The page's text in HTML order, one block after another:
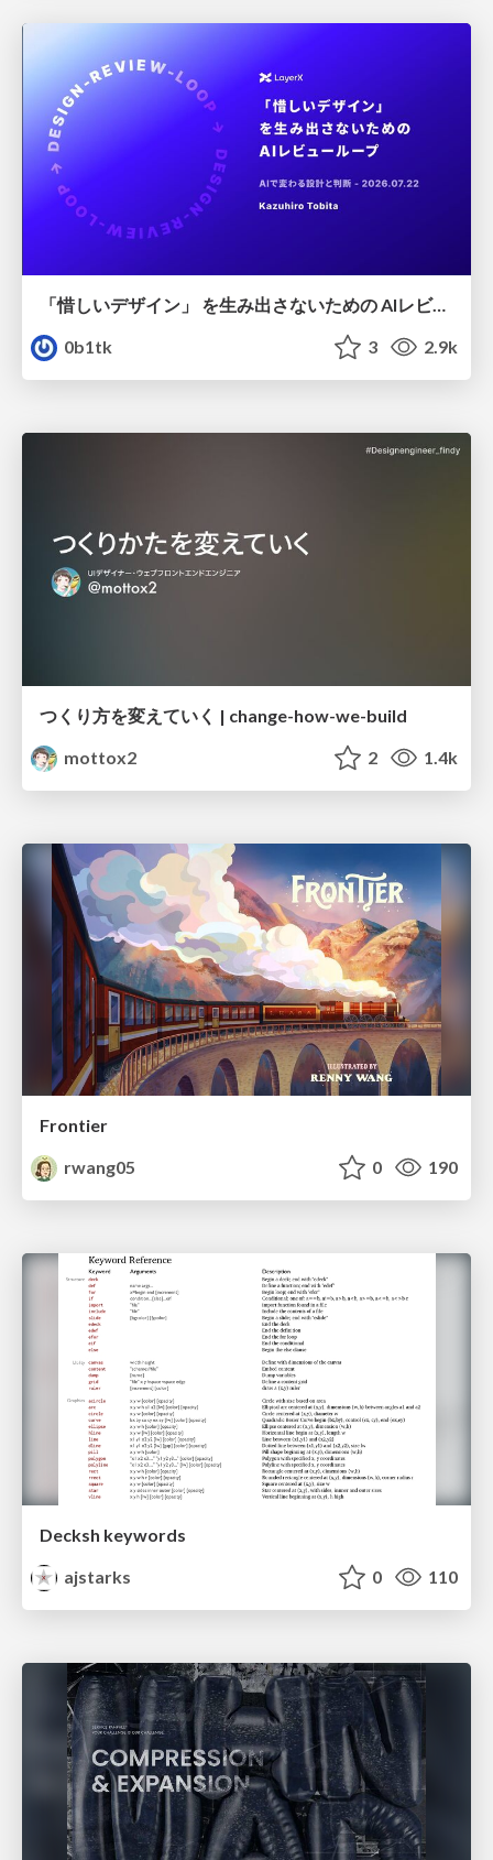
「惜しいデザイン」 を生み出さないための AIレビューループ
0b1tk
3 2.9k
つくり方を変えていく | change-how-we-build
mottox2
2 1.4k
Frontier
rwang05
0 190
Decksh keywords
ajstarks
0 110